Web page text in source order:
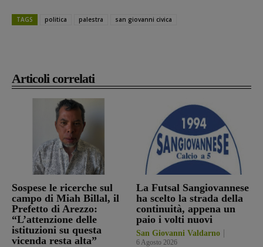
Articoli correlati
Sospese le ricerche sul
campo di Miah Billal, il
Prefetto di Arezzo:
“L’attenzione delle
istituzioni su questa
vicenda resta alta”
La Futsal Sangiovannese
ha scelto la strada della
continuità, appena un
paio i volti nuovi
San Giovanni Valdarno
6 Agosto 2026
TAGS politica palestra san giovanni civica